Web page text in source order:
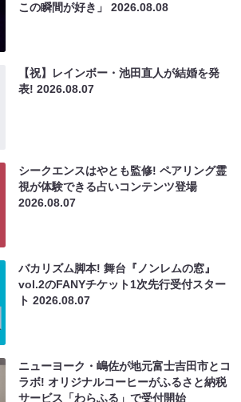
この瞬間が好き」2026.08.08
【祝】レインボー・池田直人が結婚を発
表!2026.08.07
シークエンスはやとも監修! ペアリング霊
視が体験できる占いコンテンツ登場
2026.08.07
バカリズム脚本! 舞台『ノンレムの窓』
vol.2のFANYチケット1次先行受付スター
ト2026.08.07
ニューヨーク・嶋佐が地元富士吉田市とコ
ラボ! オリジナルコーヒーがふるさと納税
サービス「わらふる」で受付開始